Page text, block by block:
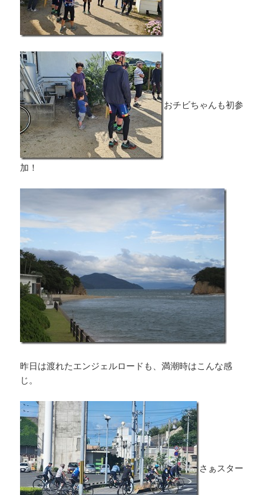
おチビちゃんも初参
加！
昨日は渡れたエンジェルロードも、満潮時はこんな感
じ。
さぁスター